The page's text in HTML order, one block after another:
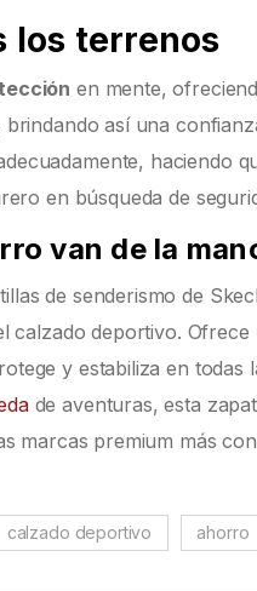
los terrenos
en mente,
así una
haciendo
en búsqueda de
van de la
de senderismo de
deportivo.
y estabiliza en todas
de aventuras, esta
marcas premium más
calzado deportivo ahorro